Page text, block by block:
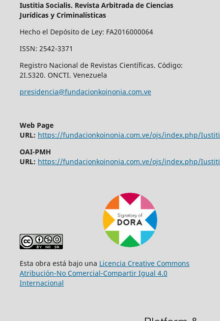
Iustitia Socialis. Revista Arbitrada de Ciencias
Jurídicas y Criminalísticas
Hecho el Depósito de Ley: FA2016000064
ISSN: 2542-3371
Registro Nacional de Revistas Científicas. Código:
2I.S320. ONCTI. Venezuela
presidencia@fundacionkoinonia.com.ve
Web Page
URL: https://fundacionkoinonia.com.ve/ojs/index.php/
OAI-PMH
URL: https://fundacionkoinonia.com.ve/ojs/index.php/
Esta obra está bajo una Licencia Creative Commons
Atribución-No Comercial-Compartir Igual 4.0
Internacional